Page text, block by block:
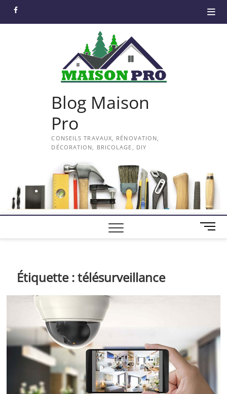
facebook
Blog Maison
Pro
CONSEILS TRAVAUX, RÉNOVATION,
DÉCORATION, BRICOLAGE, DIY
M
e
Étiquette :télésurveillance